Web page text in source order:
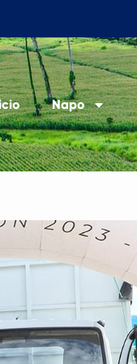
Napo